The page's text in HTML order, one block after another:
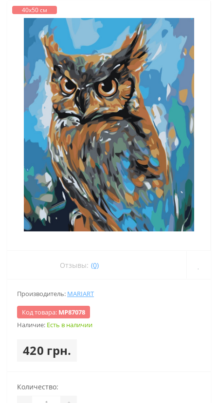
40х50 см
Отзывы: (0)
Производитель: MARIART
Код товара: МР87078
Наличие: Есть в наличии
420 грн.
Количество: